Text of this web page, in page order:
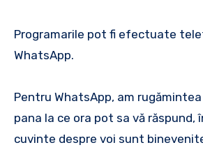
Programarile pot fi efectuate
WhatsApp.
Pentru WhatsApp, am
pana la ce ora pot sa vă răspund,
cuvinte despre voi sunt